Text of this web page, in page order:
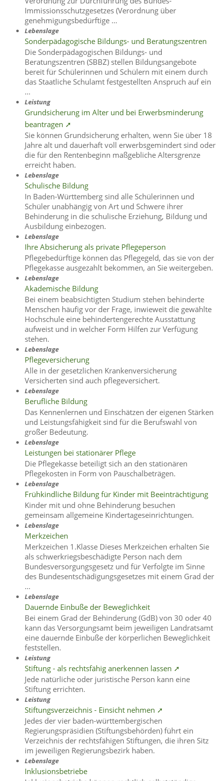
Immissionsschutzgesetzes (Verordnung über
genehmigungsbedürftige …
Lebenslage
Sonderpädagogische Bildungs- und Beratungszentren
Die Sonderpädagogischen Bildungs- und
Beratungszentren (SBBZ) stellen Bildungsangebote
bereit für Schülerinnen und Schülern mit einem durch
das Staatliche Schulamt festgestellten Anspruch auf ein
…
Leistung
Grundsicherung im Alter und bei Erwerbsminderung
beantragen ➚
Sie können Grundsicherung erhalten, wenn Sie über 18
Jahre alt und dauerhaft voll erwerbsgemindert sind oder
die für den Rentenbeginn maßgebliche Altersgrenze
erreicht haben.
Lebenslage
Schulische Bildung
In Baden-Württemberg sind alle Schülerinnen und
Schüler unabhängig von Art und Schwere ihrer
Behinderung in die schulische Erziehung, Bildung und
Ausbildung einbezogen.
Lebenslage
Ihre Absicherung als private Pflegeperson
Pflegebedürftige können das Pflegegeld, das sie von der
Pflegekasse ausgezahlt bekommen, an Sie weitergeben.
Lebenslage
Akademische Bildung
Bei einem beabsichtigten Studium stehen behinderte
Menschen häufig vor der Frage, inwieweit die gewählte
Hochschule eine behindertengerechte Ausstattung
aufweist und in welcher Form Hilfen zur Verfügung
stehen.
Lebenslage
Pflegeversicherung
Alle in der gesetzlichen Krankenversicherung
Versicherten sind auch pflegeversichert.
Lebenslage
Berufliche Bildung
Das Kennenlernen und Einschätzen der eigenen Stärken
und Leistungsfähigkeit sind für die Berufswahl von
großer Bedeutung.
Lebenslage
Leistungen bei stationärer Pflege
Die Pflegekasse beteiligt sich an den stationären
Pflegekosten in Form von Pauschalbeträgen.
Lebenslage
Frühkindliche Bildung für Kinder mit Beeinträchtigung
Kinder mit und ohne Behinderung besuchen
gemeinsam allgemeine Kindertageseinrichtungen.
Lebenslage
Merkzeichen
Merkzeichen 1.Klasse Dieses Merkzeichen erhalten Sie
als schwerkriegsbeschädigte Person nach dem
Bundesversorgungsgesetz und für Verfolgte im Sinne
des Bundesentschädigungsgesetzes mit einem Grad der
…
Lebenslage
Dauernde Einbuße der Beweglichkeit
Bei einem Grad der Behinderung (GdB) von 30 oder 40
kann das Versorgungsamt beim jeweiligen Landratsamt
eine dauernde Einbuße der körperlichen Beweglichkeit
feststellen.
Leistung
Stiftung - als rechtsfähig anerkennen lassen ➚
Jede natürliche oder juristische Person kann eine
Stiftung errichten.
Leistung
Stiftungsverzeichnis - Einsicht nehmen ➚
Jedes der vier baden-württembergischen
Regierungspräsidien (Stiftungsbehörden) führt ein
Verzeichnis der rechtsfähigen Stiftungen, die ihren Sitz
im jeweiligen Regierungsbezirk haben.
Lebenslage
Inklusionsbetriebe